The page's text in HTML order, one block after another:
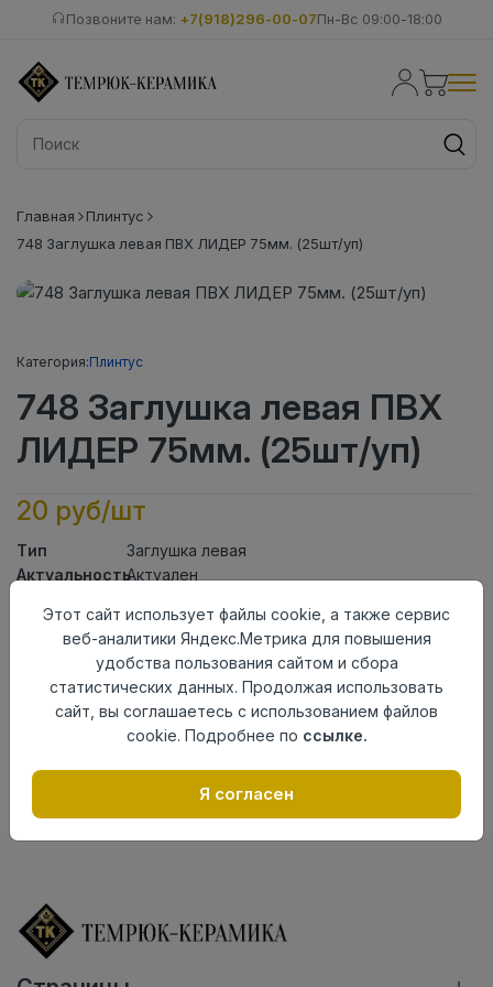
Позвоните нам: +7(918)296-00-07Пн-Вс 09:00-18:00
Главная
Плинтус
748 Заглушка левая ПВХ ЛИДЕР 75мм. (25шт/уп)
Категория:Плинтус
748 Заглушка левая ПВХ
ЛИДЕР 75мм. (25шт/уп)
20 руб/шт
Тип
Заглушка левая
АктуальностьАктуален
Осталось13 шт
Добавить в корзину
Внимание! Внешний вид товара может отличаться от
представленного на настоящем сайте. Проверяйте
Этот сайт использует файлы cookie, а также сервис
веб-аналитики Яндекс.Метрика для повышения
удобства пользования сайтом и сбора
статистических данных. Продолжая использовать
сайт, вы соглашаетесь с использованием файлов
cookie. Подробнее по ссылке.
Я согласен